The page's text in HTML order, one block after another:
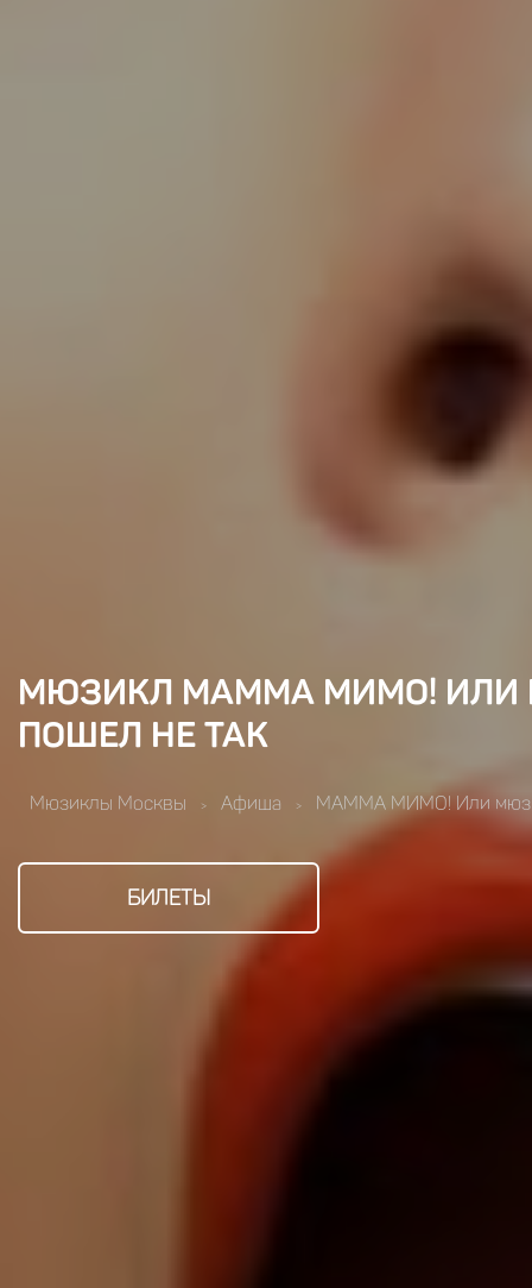
МЮЗИКЛ МАММА МИМО! ИЛИ
ПОШЕЛ НЕ ТАК
Мюзиклы Москвы > Афиша > МАММА МИМО! Или
БИЛЕТЫ